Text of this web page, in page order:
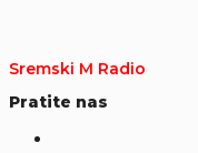
Sremski M Radio
Pratite nas